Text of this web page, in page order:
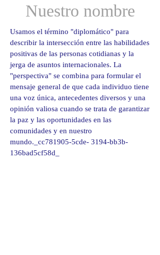
Nuestro nombre
Usamos el término "diplomático" para
describir la intersección entre las habilidades
positivas de las personas cotidianas y la
jerga de asuntos internacionales. La
"perspectiva" se combina para formular el
mensaje general de que cada individuo tiene
una voz única, antecedentes diversos y una
opinión valiosa cuando se trata de garantizar
la paz y las oportunidades en las
comunidades y en nuestro
mundo._cc781905-5cde- 3194-bb3b-
136bad5cf58d_